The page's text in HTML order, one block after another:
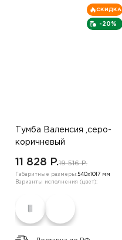
-20%
СКИДКА
Тумба Валенсия ,серо-
коричневый
11 828 P.19 516 P.
Габаритные размеры:540х1017 мм
Варианты исполнения (цвет):